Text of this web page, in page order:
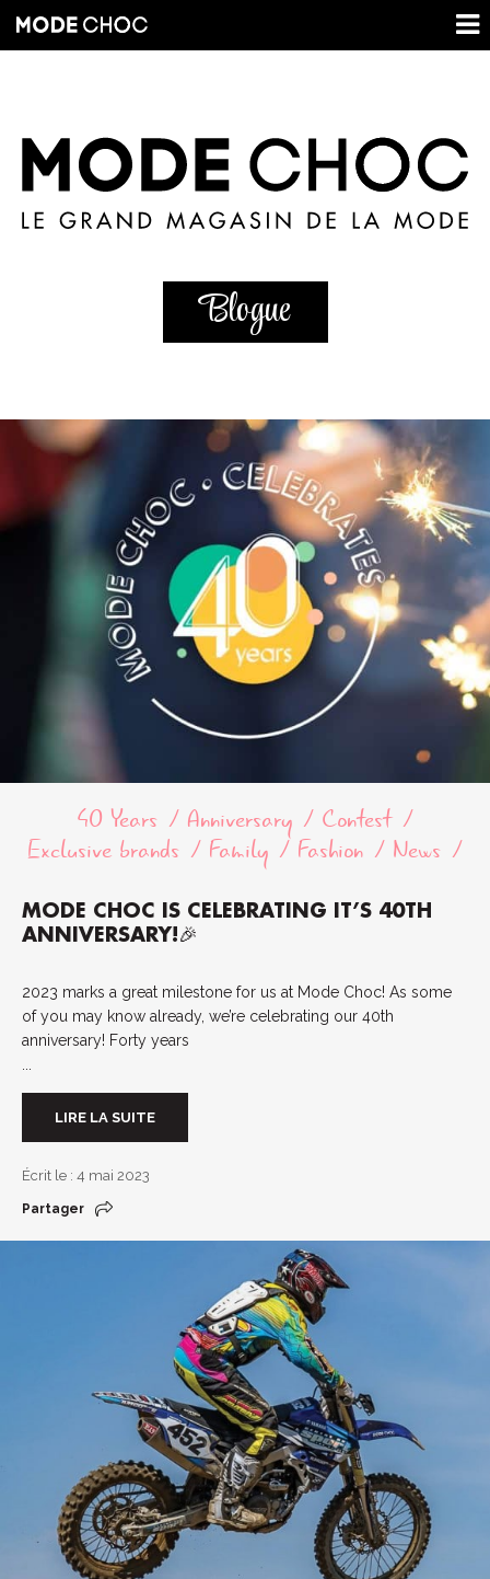
Blogue
40 Years Anniversary
Contest
Exclusive brands
Family Fashion News
MODE CHOC IS CELEBRATING IT’S 40TH
ANNIVERSARY!🎉
2023 marks a great milestone for us at Mode Choc! As some
of you may know already, we’re celebrating our 40th
anniversary! Forty years
LIRE LA SUITE
Écrit le : 4 mai 2023
Partager